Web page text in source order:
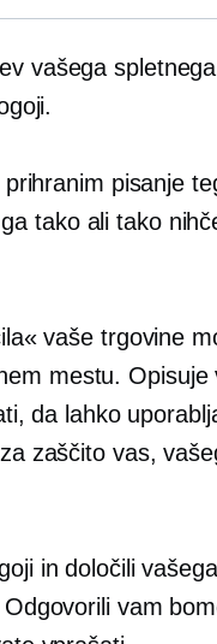
vašega
pisanje
tako ali tako
vaše trgovine
mestu. Opisuje
da lahko
zaščito vas,
in določili
vam